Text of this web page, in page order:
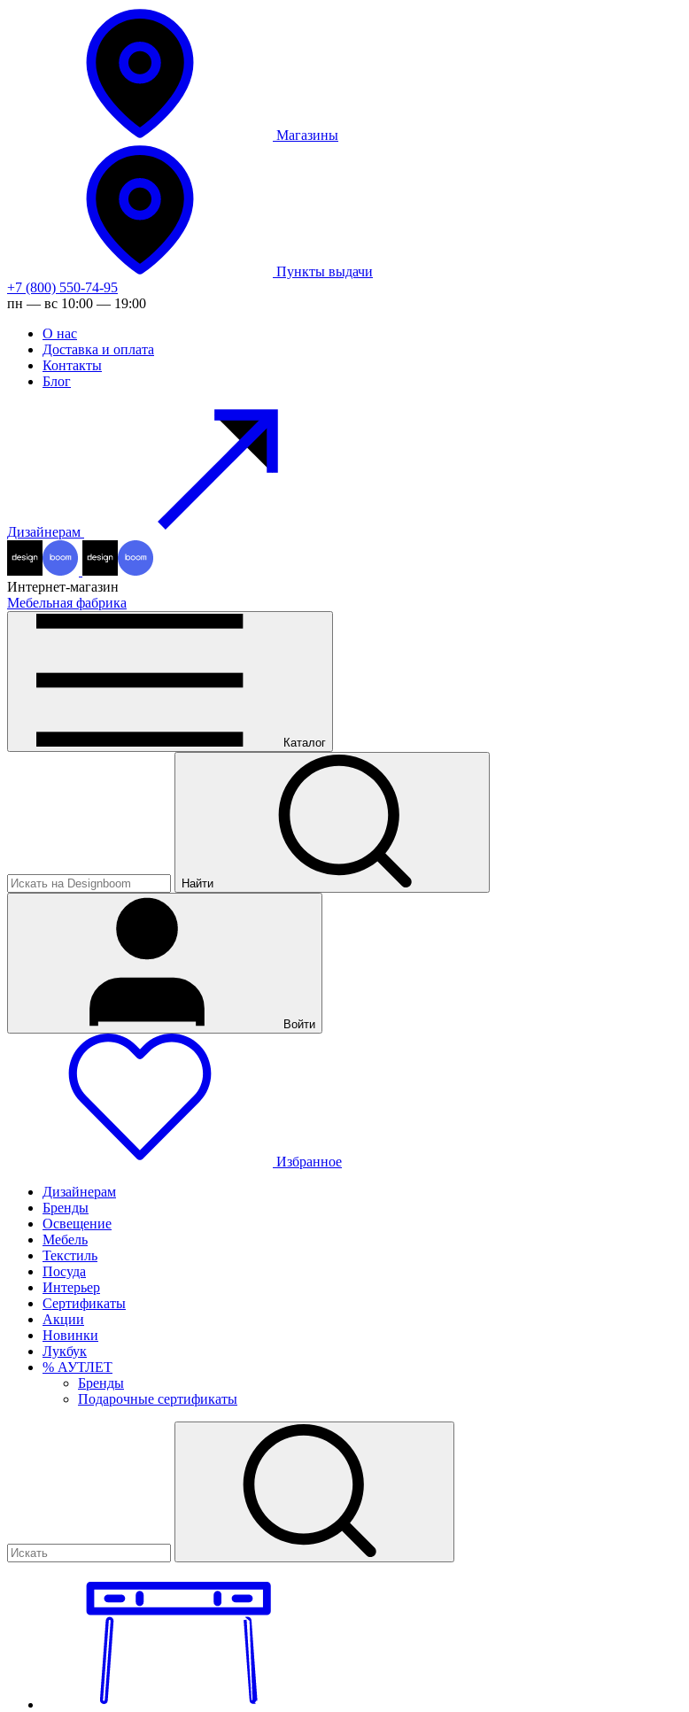
Магазины
Пункты выдачи
+7 (800) 550-74-95
пн — вс 10:00 — 19:00
О нас
Доставка и оплата
Контакты
Блог
Дизайнерам
Интернет-магазин
Мебельная фабрика
Каталог
Найти
Войти
Избранное
Дизайнерам
Бренды
Освещение
Мебель
Текстиль
Посуда
Интерьер
Сертификаты
Акции
Новинки
Лукбук
% АУТЛЕТ
Бренды
Подарочные сертификаты